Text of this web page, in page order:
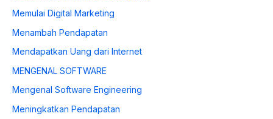
Memulai Digital Marketing
Menambah Pendapatan
Mendapatkan Uang dari Internet
MENGENAL SOFTWARE
Mengenal Software Engineering
Meningkatkan Pendapatan